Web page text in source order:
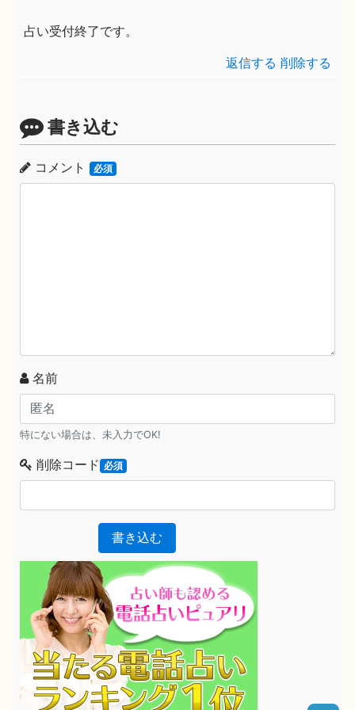
占い受付終了です。
返信する 削除する
書き込む
コメント 必須
名前
特にない場合は、未入力でOK!
削除コード 必須
書き込む